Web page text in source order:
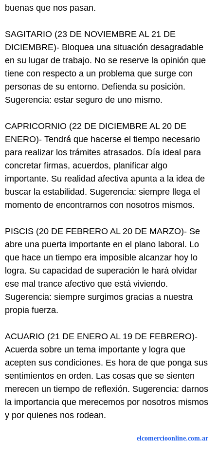
buenas que nos pasan.
SAGITARIO (23 DE NOVIEMBRE AL 21 DE
DICIEMBRE)- Bloquea una situación desagradable
en su lugar de trabajo. No se reserve la opinión que
tiene con respecto a un problema que surge con
personas de su entorno. Defienda su posición.
Sugerencia: estar seguro de uno mismo.
CAPRICORNIO (22 DE DICIEMBRE AL 20 DE
ENERO)- Tendrá que hacerse el tiempo necesario
para realizar los trámites atrasados. Día ideal para
concretar firmas, acuerdos, planificar algo
importante. Su realidad afectiva apunta a la idea de
buscar la estabilidad. Sugerencia: siempre llega el
momento de encontrarnos con nosotros mismos.
PISCIS (20 DE FEBRERO AL 20 DE MARZO)- Se
abre una puerta importante en el plano laboral. Lo
que hace un tiempo era imposible alcanzar hoy lo
logra. Su capacidad de superación le hará olvidar
ese mal trance afectivo que está viviendo.
Sugerencia: siempre surgimos gracias a nuestra
propia fuerza.
ACUARIO (21 DE ENERO AL 19 DE FEBRERO)-
Acuerda sobre un tema importante y logra que
acepten sus condiciones. Es hora de que ponga sus
sentimientos en orden. Las cosas que se sienten
merecen un tiempo de reflexión. Sugerencia: darnos
la importancia que merecemos por nosotros mismos
y por quienes nos rodean.
elcomercioonline.com.ar